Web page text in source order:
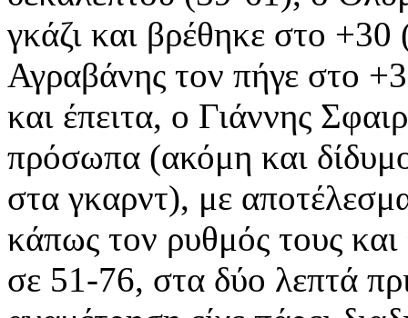
γκάζι και βρέθηκε στο
Αγραβάνης τον πήγε στο
και έπειτα, ο Γιάννης
πρόσωπα (ακόμη και
στα γκαρντ), με
κάπως τον ρυθμός τους
σε 51-76, στα δύο λεπτά